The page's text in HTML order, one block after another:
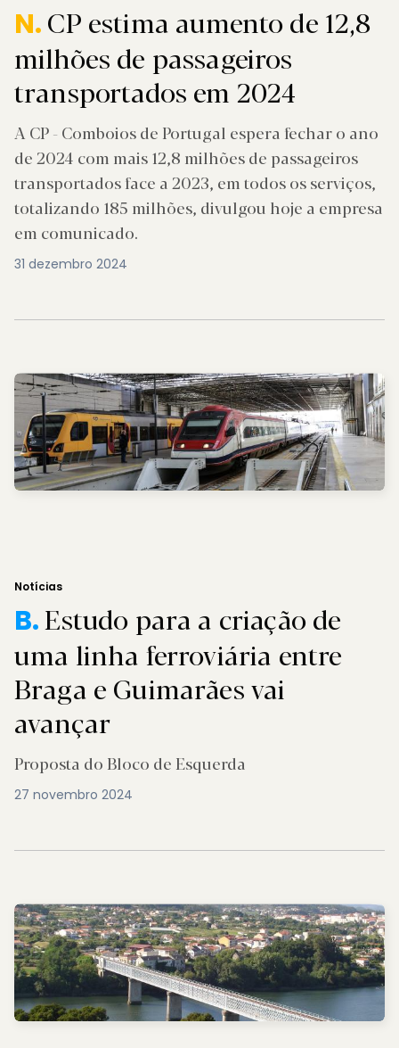
N.CP estima aumento de 12,8
milhões de passageiros
transportados em 2024
A CP - Comboios de Portugal espera fechar o ano
de 2024 com mais 12,8 milhões de passageiros
transportados face a 2023, em todos os serviços,
totalizando 185 milhões, divulgou hoje a empresa
em comunicado.
31 dezembro 2024
Notícias
B.Estudo para a criação de
uma linha ferroviária entre
Braga e Guimarães vai
avançar
Proposta do Bloco de Esquerda
27 novembro 2024